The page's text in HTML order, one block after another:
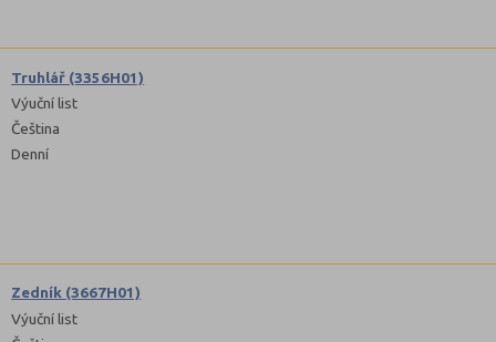
Truhlář (3356H01)
Výuční list
Čeština
Denní
Zedník (3667H01)
Výuční list